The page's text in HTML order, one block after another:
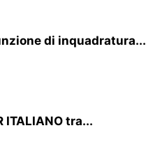
di inquadratura...
ITALIANO tra...